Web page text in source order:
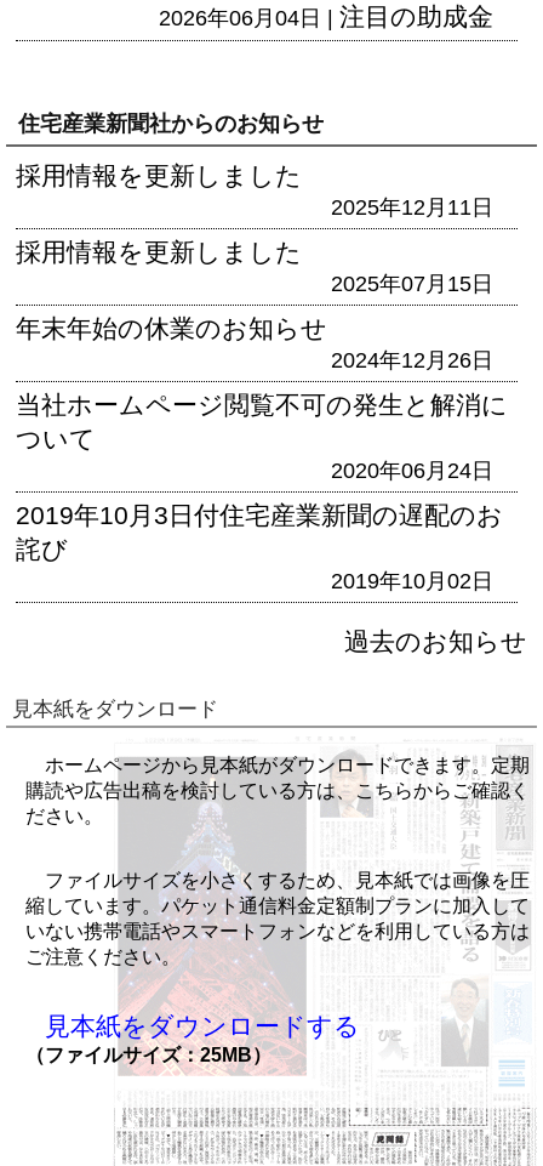
2026年06月04日 | 注目の助成金
住宅産業新聞社からのお知らせ
採用情報を更新しました
2025年12月11日
採用情報を更新しました
2025年07月15日
年末年始の休業のお知らせ
2024年12月26日
当社ホームページ閲覧不可の発生と解消に
ついて
2020年06月24日
2019年10月3日付住宅産業新聞の遅配のお
詫び
2019年10月02日
過去のお知らせ
見本紙をダウンロード
ホームページから見本紙がダウンロードできます。定期
購読や広告出稿を検討している方は、こちらからご確認く
ださい。
ファイルサイズを小さくするため、見本紙では画像を圧
縮しています。パケット通信料金定額制プランに加入して
いない携帯電話やスマートフォンなどを利用している方は
ご注意ください。
見本紙をダウンロードする
（ファイルサイズ：25MB）